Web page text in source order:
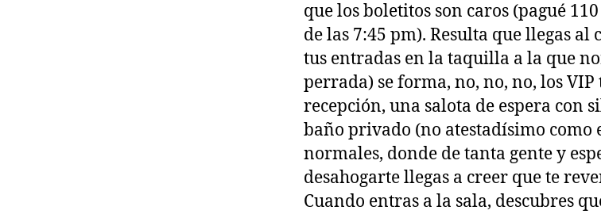
que los boletitos son caros (pagué
de las 7:45 pm). Resulta que llegas al
tus entradas en la taquilla a la que
perrada) se forma, no, no, no, los
recepción, una salota de espera con
baño privado (no atestadísimo como
normales, donde de tanta gente y
desahogarte llegas a creer que te
Cuando entras a la sala, descubres